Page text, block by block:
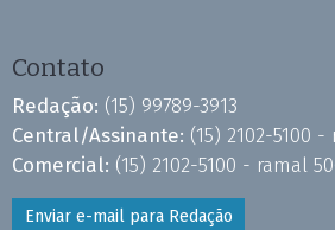
Contato
Redação: (15) 99789-3913
Central/Assinante: (15) 2102-5100 -
Comercial: (15) 2102-5100 - ramal
Enviar e-mail para Redação